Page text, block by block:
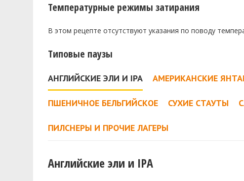
Температурные режимы затирания
В этом рецепте отсутствуют указания по поводу
Типовые паузы
АНГЛИЙСКИЕ ЭЛИ И IPA АМЕРИКАНСКИЕ
ПШЕНИЧНОЕ БЕЛЬГИЙСКОЕ СУХИЕ СТАУТЫ
ПИЛСНЕРЫ И ПРОЧИЕ ЛАГЕРЫ
Английские эли и IPA